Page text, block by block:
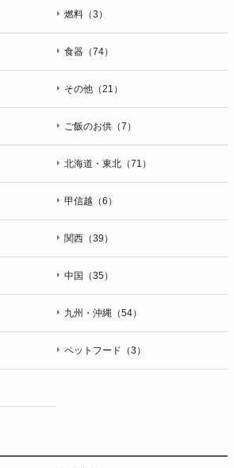
燃料（3）
食器（74）
その他（21）
ご飯のお供（7）
北海道・東北（71）
甲信越（6）
関西（39）
中国（35）
九州・沖縄（54）
ペットフード（3）